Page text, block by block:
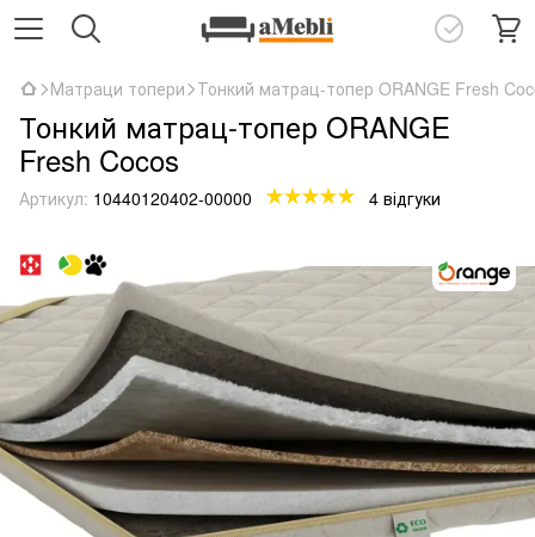
Матраци топери Тонкий матрац-топер ORANGE Fresh
Тонкий матрац-топер ORANGE
Fresh Cocos
Артикул: 10440120402-00000 4 відгуки